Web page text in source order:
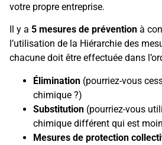
votre propre entreprise.
Il y a 5 mesures de prévention à
l’utilisation de la Hiérarchie des
chacune doit être effectuée dans
Élimination (pourriez-vous
chimique ?)
Substitution (pourriez-vous
chimique différent qui est
Mesures de protection